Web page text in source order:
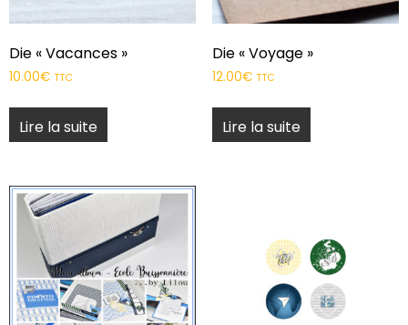
Die « Vacances »
10.00€ TTC
Lire la suite
Die « Voyage »
12.00€ TTC
Lire la suite